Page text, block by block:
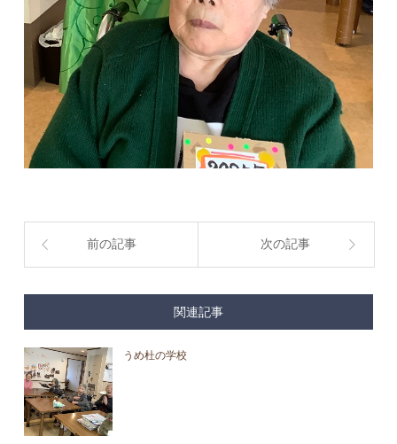
前の記事 次の記事
関連記事
うめ杜の学校